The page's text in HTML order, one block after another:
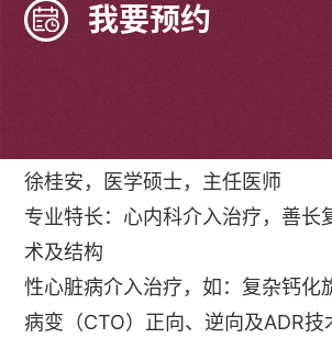
我要预约
徐桂安，医学硕士，主任医师
专业特长：心内科介入治疗，善长
术及结构
性心脏病介入治疗，如：复杂钙化
病变（CTO）正向、逆向及ADR技